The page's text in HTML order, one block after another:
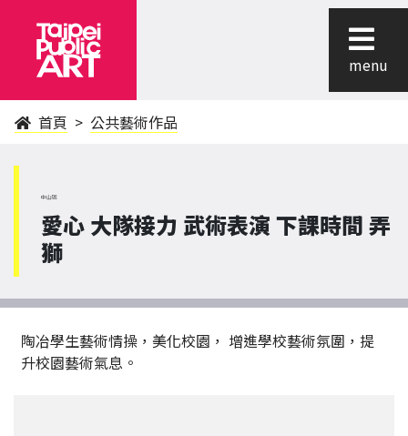
menu
首頁 公共藝術作品
中山區
愛心 大隊接力 武術表演 下課時間 弄
獅
陶冶學生藝術情操，美化校園， 增進學校藝術氛圍，提
升校園藝術氣息。